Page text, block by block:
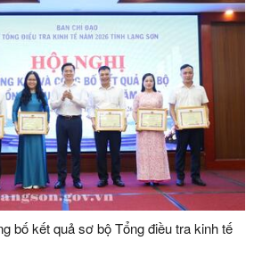
bố kết quả sơ bộ Tổng điều tra kinh tế